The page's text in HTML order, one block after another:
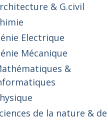
& G.civil
Electrique
Mécanique
&
de la nature & de